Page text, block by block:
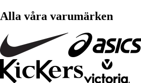
Alla våra varumärken